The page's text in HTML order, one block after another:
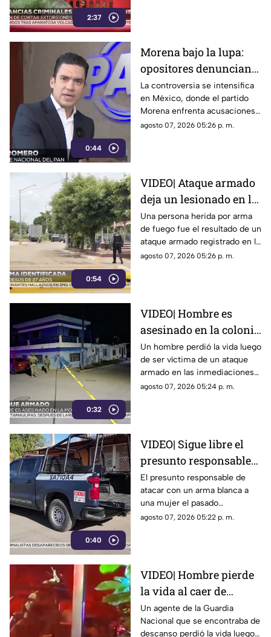
2:37
0:44
Morena bajo la lupa:
opositores denuncian
intentos de censura
sobre políticos y
crimen organizado
La controversia se intensifica
en México, donde el partido
Morena enfrenta acusaciones
de censura y manipulación
agosto 07, 2026 05:26 p. m.
0:54
VIDEO| Ataque armado
deja un lesionado en la
comunidad de El
Chilillo en Mazatlán
Una persona herida por arma
de fuego fue el resultado de un
ataque armado registrado en la
comunidad de El Chilillo, al
agosto 07, 2026 05:26 p. m.
0:32
VIDEO| Hombre es
asesinado en la colonia
Morelos en Mazatlán
Un hombre perdió la vida luego
de ser víctima de un ataque
armado en las inmediaciones
de la colonia Morelos, al
agosto 07, 2026 05:24 p. m.
0:40
VIDEO| Sigue libre el
presunto responsable
de atacar con arma
blanca a una mujer en
Los Mochis
El presunto responsable de
atacar con un arma blanca a
una mujer el pasado
miércoles, dentro de una
agosto 07, 2026 05:22 p. m.
VIDEO| Hombre pierde
la vida al caer de
acantilado en el Paseo
del Centenario en
Un agente de la Guardia
Nacional que se encontraba de
descanso perdió la vida luego